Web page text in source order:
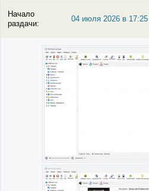
Начало
раздачи:
04 июля 2026 в 17:25